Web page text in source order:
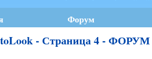
Форум
- Страница 4 -